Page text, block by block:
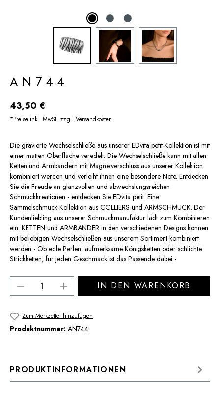
AN744
Regulärer Preis:
43,50 €
*Preise inkl. MwSt. zzgl. Versandkosten
Die gravierte Wechselschließe aus unserer EDvita petit-Kollektion ist mit
einer matten Oberfläche veredelt. Die Wechselschließe kann mit allen
Ketten und Armbändern mit Magnetverschluss aus unserer Kollektion
kombiniert werden und verleiht ihnen eine besondere Note. Entdecken
Sie die Freude an glanzvollen und abwechslungsreichen
Schmuckkreationen - entdecken Sie EDvita petit. Eine
Sammelschmuck-Kollektion aus COLLIERS und ARMSCHMUCK. Der
Kundenliebling aus unserer Schmuckmanufaktur lädt zum Kombinieren
ein. KETTEN und ARMBÄNDER in den verschiedenen Designs können
mit beliebigen Wechselschließen aus unserem Sortiment kombiniert
werden - Ob edle Perlen, aufmerksame Königsketten oder schlichte
Strickketten, für jeden Geschmack ist das Passende dabei -
Produkt Anzahl: Gib den gewünschten
IN DEN WARENKORB
Zum Merkzettel hinzufügen
Produktnummer: AN744
PRODUKTINFORMATIONEN